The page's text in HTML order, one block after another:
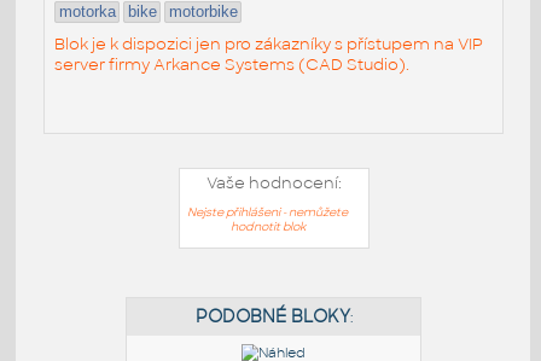
motorka bike motorbike
Blok je k dispozici jen pro zákazníky s přístupem na VIP
server firmy Arkance Systems (CAD Studio).
Vaše hodnocení:
Nejste přihlášeni - nemůžete
hodnotit blok